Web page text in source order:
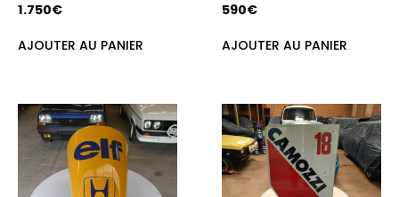
1.750€
AJOUTER AU PANIER
590€
AJOUTER AU PANIER